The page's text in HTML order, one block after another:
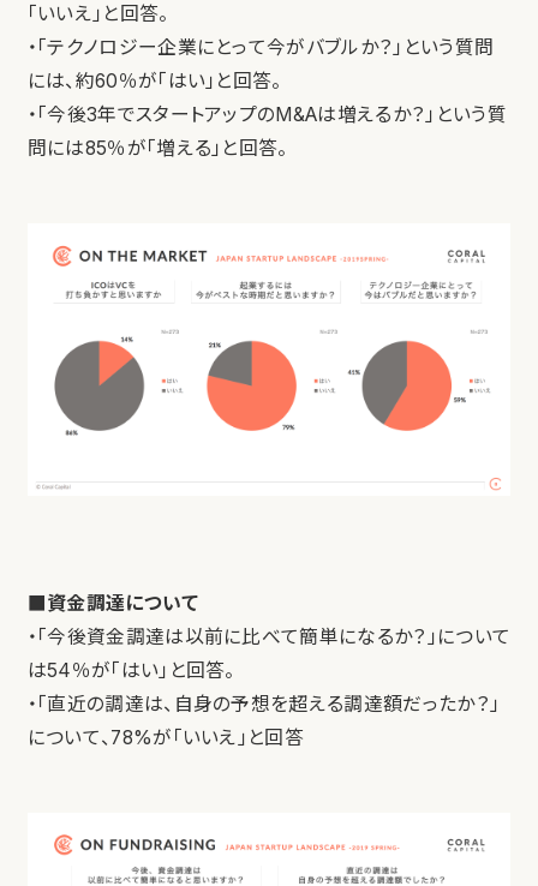
「いいえ」と回答。
・「テクノロジー企業にとって今がバブルか？」という質問
には、約60％が「はい」と回答。
・「今後3年でスタートアップのM&Aは増えるか？」という質
問には85％が「増える」と回答。
■資金調達について
・「今後資金調達は以前に比べて簡単になるか？」について
は54％が「はい」と回答。
・「直近の調達は、自身の予想を超える調達額だったか？」
について、78%が「いいえ」と回答